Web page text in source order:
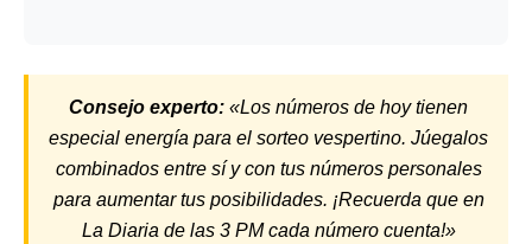
Consejo experto: «Los números de hoy tienen
especial energía para el sorteo vespertino. Júegalos
combinados entre sí y con tus números personales
para aumentar tus posibilidades. ¡Recuerda que en
La Diaria de las 3 PM cada número cuenta!»